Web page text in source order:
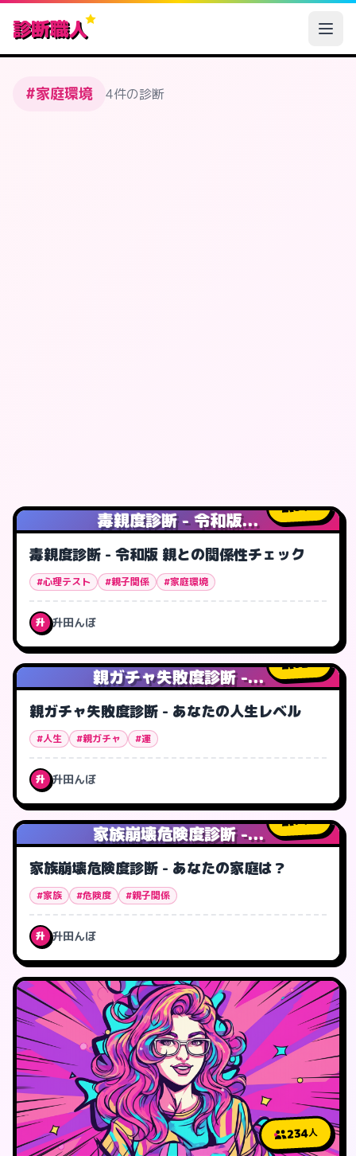
診断職人
#家庭環境 4件の診断
毒親度診断 - 令和版...
34人
毒親度診断 - 令和版 親との関係性チェック
#心理テスト #親子関係 #家庭環境
升 升田んぼ
親ガチャ失敗度診断 -...
92人
親ガチャ失敗度診断 - あなたの人生レベル
#人生 #親ガチャ #運
升 升田んぼ
家族崩壊危険度診断 -...
74人
家族崩壊危険度診断 - あなたの家庭は？
#家族 #危険度 #親子関係
升 升田んぼ
234人